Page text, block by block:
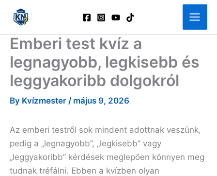
content
Emberi test kvíz a
legnagyobb, legkisebb és
leggyakoribb dolgokról
By Kvízmester / május 9, 2026
Az emberi testről sok mindent adottnak veszünk,
pedig a „legnagyobb”, „legkisebb” vagy
„leggyakoribb” kérdések meglepően könnyen meg
tudnak tréfálni. Ebben a kvízben olyan